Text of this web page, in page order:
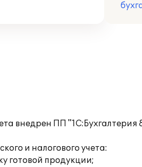
внедрен ПП
и налогового учета:
готовой продукции;